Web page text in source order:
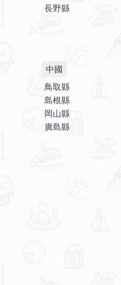
長野縣
中國
鳥取縣
島根縣
岡山縣
廣島縣